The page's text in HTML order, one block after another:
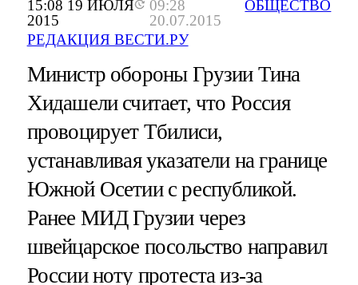
15:08 19 ИЮЛЯ
2015
09:28
20.07.2015
РЕДАКЦИЯ ВЕСТИ.РУ
ОБЩЕСТВО
Министр обороны Грузии Тина
Хидашели считает, что Россия
провоцирует Тбилиси,
устанавливая указатели на границе
Южной Осетии с республикой.
Ранее МИД Грузии через
швейцарское посольство направил
России ноту протеста из-за